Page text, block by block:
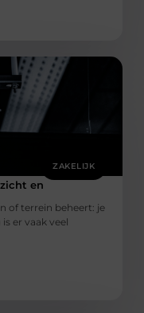
ZAKELIJK
en
of terrein beheert: je
er vaak veel